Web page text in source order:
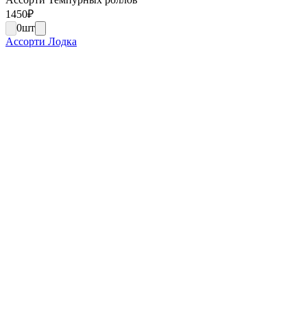
1450₽
0шт
Ассорти Лодка